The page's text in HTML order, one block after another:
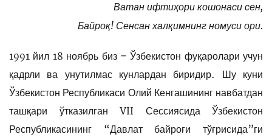
Ватан ифтиҳори кошонаси сен,
Байроқ! Сенсан халқимнинг номуси ори.
1991 йил 18 ноябрь биз – Ўзбекистон фуқаролари учун
қадрли ва унутилмас кунлардан биридир. Шу куни
Ўзбекистон Республикаси Олий Кенгашининг навбатдан
ташқари ўтказилган VII Сессиясида Ўзбекистон
Республикасининг “Давлат байроғи тўғрисида”ги